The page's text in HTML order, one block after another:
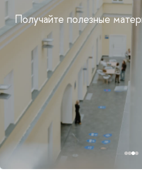
Получайте полезные